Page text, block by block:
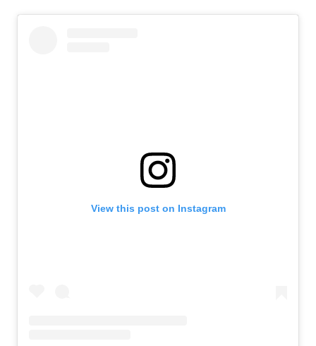
View this post on Instagram